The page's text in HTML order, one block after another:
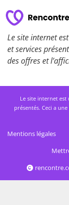
Le site internet
et services
des offres et
Le site internet
présentés. Ceci a
Mentions légales